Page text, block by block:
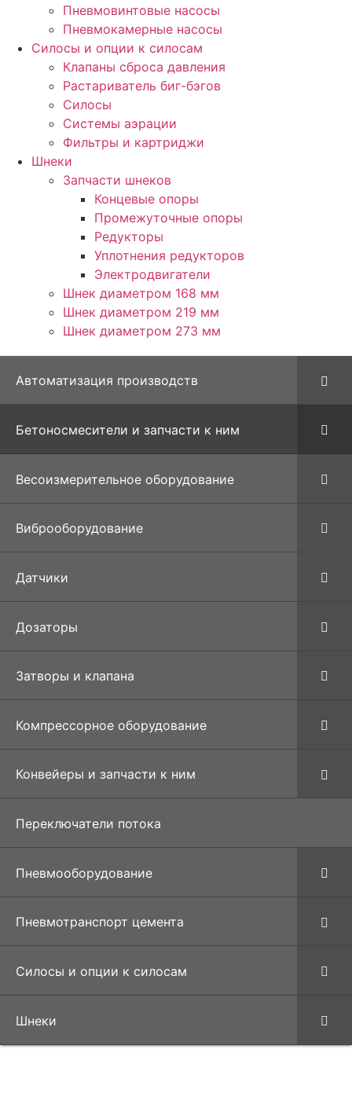
Пневмовинтовые насосы
Пневмокамерные насосы
Силосы и опции к силосам
Клапаны сброса давления
Растариватель биг-бэгов
Силосы
Системы аэрации
Фильтры и картриджи
Шнеки
Запчасти шнеков
Концевые опоры
Промежуточные опоры
Редукторы
Уплотнения редукторов
Электродвигатели
Шнек диаметром 168 мм
Шнек диаметром 219 мм
Шнек диаметром 273 мм
Автоматизация производств
Бетоносмесители и запчасти к ним
Весоизмерительное оборудование
Виброоборудование
Датчики
Дозаторы
Затворы и клапана
Компрессорное оборудование
Конвейеры и запчасти к ним
Переключатели потока
Пневмооборудование
Пневмотранспорт цемента
Силосы и опции к силосам
Шнеки